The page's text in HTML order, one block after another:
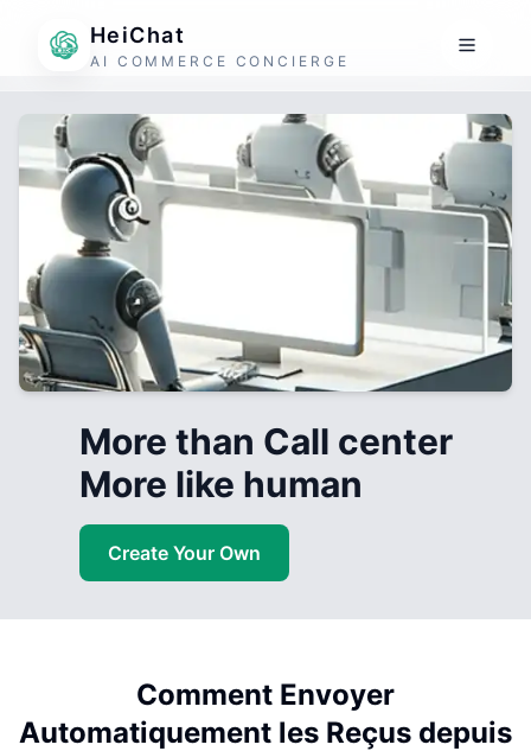
HeiChat
AI COMMERCE CONCIERGE
More than Call center
More like human
Create Your Own
Comment Envoyer
Automatiquement les Reçus depuis